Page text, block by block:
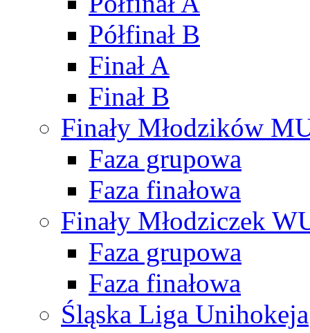
Półfinał B
Finał A
Finał B
Finały Młodzików
Faza grupowa
Faza finałowa
Finały Młodziczek
Faza grupowa
Faza finałowa
Śląska Liga Unihokeja